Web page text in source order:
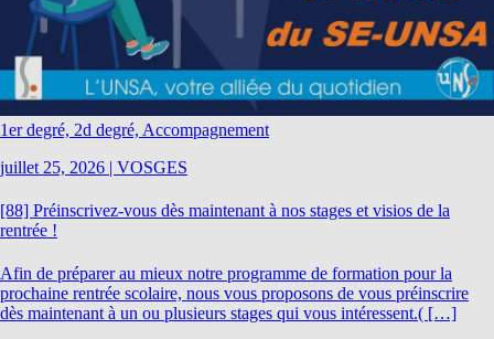
1er degré, 2d degré, Accompagnement
juillet 25, 2026 | VOSGES
[88] Préinscrivez-vous dès maintenant à nos stages et visios de la
rentrée !
Afin de préparer au mieux notre programme de formation pour la
prochaine rentrée scolaire, nous vous proposons de vous préinscrire
dès maintenant à un ou plusieurs stages qui vous intéressent.( […]